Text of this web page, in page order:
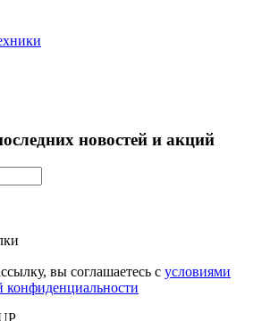
новостей и акций
вы соглашаетесь с условиями
конфиденциальности